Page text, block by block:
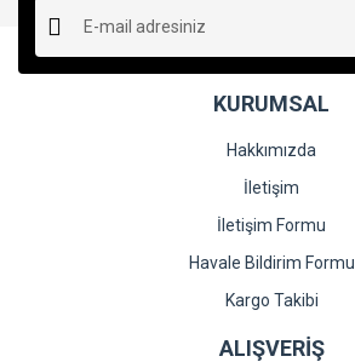
KURUMSAL
Hakkımızda
İletişim
İletişim Formu
Havale Bildirim Formu
Kargo Takibi
ALIŞVERİŞ